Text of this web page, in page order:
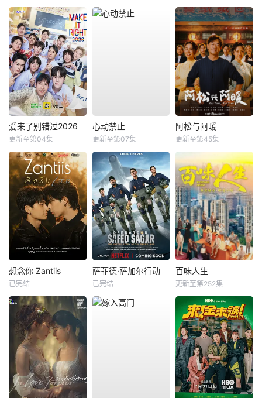
爱来了别错过2026
更新至第04集
心动禁止
更新至第07集
阿松与阿暖
更新至第45集
想念你 Zantiis
已完结
萨菲德·萨加尔行动
已完结
百味人生
更新至第252集